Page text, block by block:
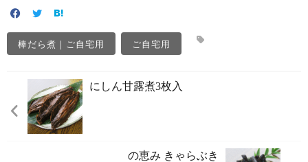
棒だら煮｜ご自宅用 ご自宅用
にしん甘露煮3枚入
の恵み きゃらぶき